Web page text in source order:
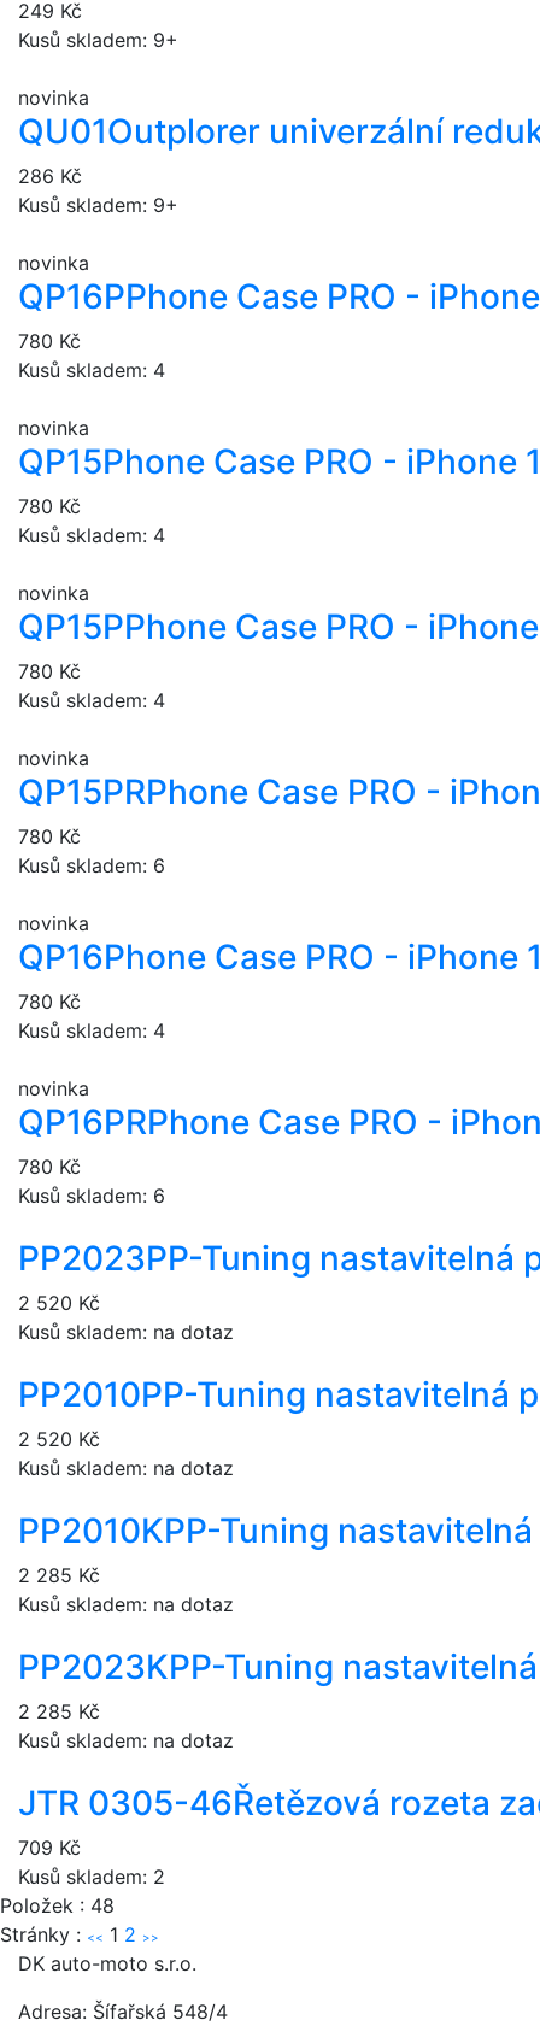
249 Kč
Kusů skladem: 9+
novinka
QU01Outplorer univerzální
286 Kč
Kusů skladem: 9+
novinka
QP16PPhone Case PRO -
780 Kč
Kusů skladem: 4
novinka
QP15Phone Case PRO - iPhone
780 Kč
Kusů skladem: 4
novinka
QP15PPhone Case PRO -
780 Kč
Kusů skladem: 4
novinka
QP15PRPhone Case PRO -
780 Kč
Kusů skladem: 6
novinka
QP16Phone Case PRO - iPhone
780 Kč
Kusů skladem: 4
novinka
QP16PRPhone Case PRO -
780 Kč
Kusů skladem: 6
PP2023PP-Tuning nastavitelná
2 520 Kč
Kusů skladem: na dotaz
PP2010PP-Tuning nastavitelná
2 520 Kč
Kusů skladem: na dotaz
PP2010KPP-Tuning
2 285 Kč
Kusů skladem: na dotaz
PP2023KPP-Tuning
2 285 Kč
Kusů skladem: na dotaz
JTR 0305-46Řetězová rozeta
709 Kč
Kusů skladem: 2
Položek : 48
Stránky : << 1 2 >>
DK auto-moto s.r.o.
Adresa: Šífařská 548/4